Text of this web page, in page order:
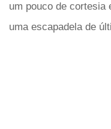
um pouco de cortesia
uma escapadela de